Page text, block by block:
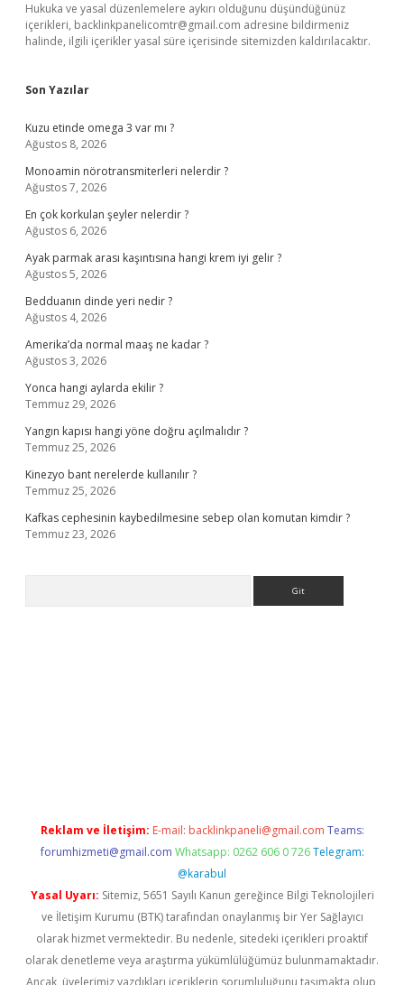
Hukuka ve yasal düzenlemelere aykırı olduğunu düşündüğünüz
içerikleri, backlinkpanelicomtr@gmail.com adresine bildirmeniz
halinde, ilgili içerikler yasal süre içerisinde sitemizden kaldırılacaktır.
Son Yazılar
Kuzu etinde omega 3 var mı ?
Ağustos 8, 2026
Monoamin nörotransmiterleri nelerdir ?
Ağustos 7, 2026
En çok korkulan şeyler nelerdir ?
Ağustos 6, 2026
Ayak parmak arası kaşıntısına hangi krem iyi gelir ?
Ağustos 5, 2026
Bedduanın dinde yeri nedir ?
Ağustos 4, 2026
Amerika’da normal maaş ne kadar ?
Ağustos 3, 2026
Yonca hangi aylarda ekilir ?
Temmuz 29, 2026
Yangın kapısı hangi yöne doğru açılmalıdır ?
Temmuz 25, 2026
Kinezyo bant nerelerde kullanılır ?
Temmuz 25, 2026
Kafkas cephesinin kaybedilmesine sebep olan komutan kimdir ?
Temmuz 23, 2026
Reklam ve İletişim: E-mail: backlinkpaneli@gmail.com Teams:
forumhizmeti@gmail.com Whatsapp: 0262 606 0 726 Telegram:
@karabul
Yasal Uyarı: Sitemiz, 5651 Sayılı Kanun gereğince Bilgi Teknolojileri
ve İletişim Kurumu (BTK) tarafından onaylanmış bir Yer Sağlayıcı
olarak hizmet vermektedir. Bu nedenle, sitedeki içerikleri proaktif
olarak denetleme veya araştırma yükümlülüğümüz bulunmamaktadır.
Ancak, üyelerimiz yazdıkları içeriklerin sorumluluğunu taşımakta olup,